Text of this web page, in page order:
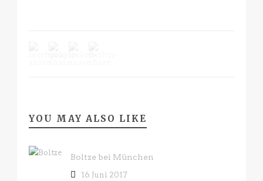
YOU MAY ALSO LIKE
Boltze bei München
16 Juni 2017